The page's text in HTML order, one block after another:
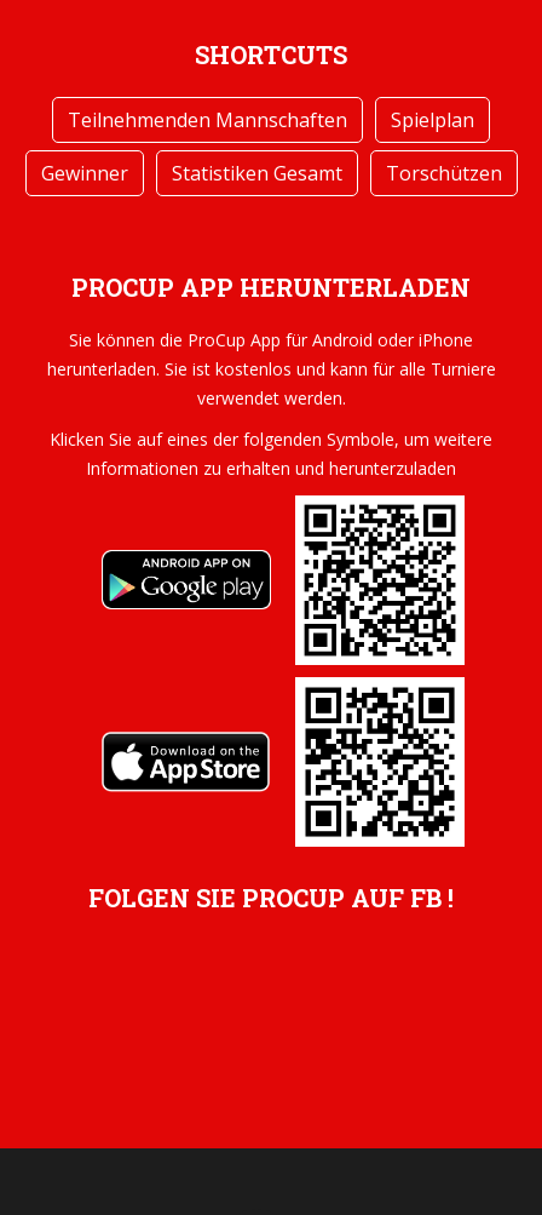
SHORTCUTS
Teilnehmenden Mannschaften
Spielplan
Gewinner
Statistiken Gesamt Torschützen
PROCUP APP HERUNTERLADEN
Sie können die ProCup App für Android oder iPhone
herunterladen. Sie ist kostenlos und kann für alle Turniere
verwendet werden.
Klicken Sie auf eines der folgenden Symbole, um weitere
Informationen zu erhalten und herunterzuladen
FOLGEN SIE PROCUP AUF FB !